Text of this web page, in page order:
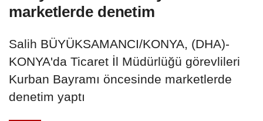
marketlerde denetim
Salih BÜYÜKSAMANCI/KONYA, (DHA)-
KONYA'da Ticaret İl Müdürlüğü görevlileri
Kurban Bayramı öncesinde marketlerde
denetim yaptı